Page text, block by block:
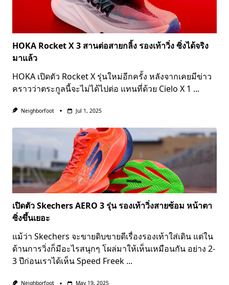
HOKA Rocket X 3 สานต่อสายกลิ้ง รองเท้าวิ่ง ซิ่งได้จริง
มาแล้ว
HOKA เปิดตัว Rocket X รุ่นใหม่อีกครั้ง หลังจากเคยมีข่าว
คราวว่าตระกูลนี้จะไม่ได้ไปต่อ แทนที่ด้วย Cielo X 1 ...
Neighborfoot Jul 1, 2025
เปิดตัว Skechers AERO 3 รุ่น รองเท้าวิ่งสายซ้อม หน้าตา
ซิ่งขึ้นเยอะ
แม้ว่า Skechers จะขายดิบขายดีเรื่องรองเท้าใส่เดิน แต่ใน
ด้านการวิ่งก็มีอะไรสนุกๆ โผล่มาให้เห็นเหมือนกัน อย่าง 2-
3 ปีก่อนเราได้เห็น Speed Freek ...
Neighborfoot May 19, 2025